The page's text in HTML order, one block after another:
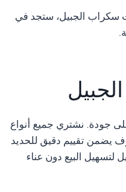
سكراب الجبيل، ستجد في
جودة. نشتري جميع أنواع
يضمن تقييم دقيق للحديد
لتسهيل البيع دون عناء